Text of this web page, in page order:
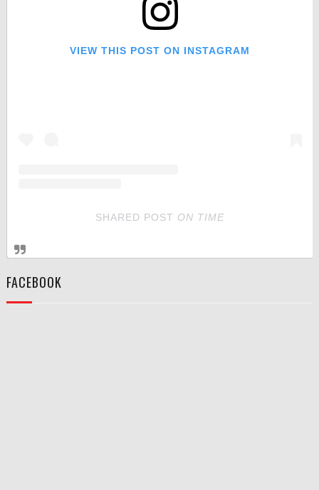
VIEW THIS POST ON INSTAGRAM
SHARED POST ON TIME
FACEBOOK